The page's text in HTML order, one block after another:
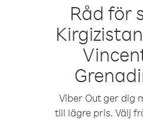
Råd för
Viber Out ger dig
till lägre pris. Välj